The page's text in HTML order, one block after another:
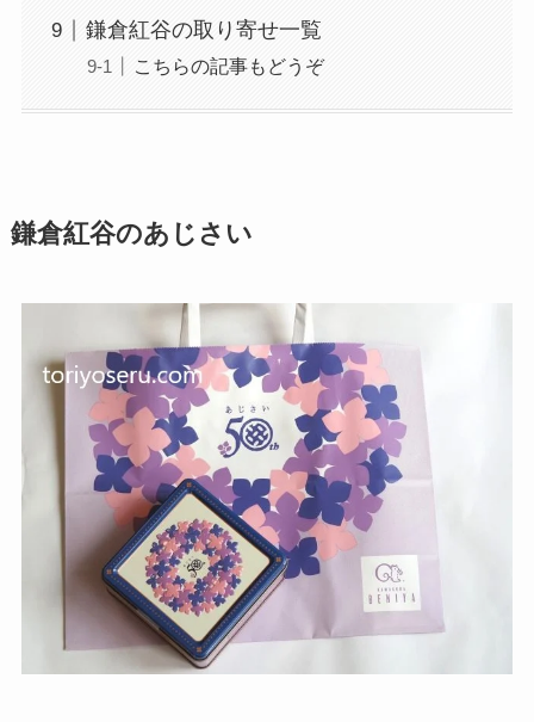
鎌倉紅谷の取り寄せ一覧
こちらの記事もどうぞ
鎌倉紅谷のあじさい